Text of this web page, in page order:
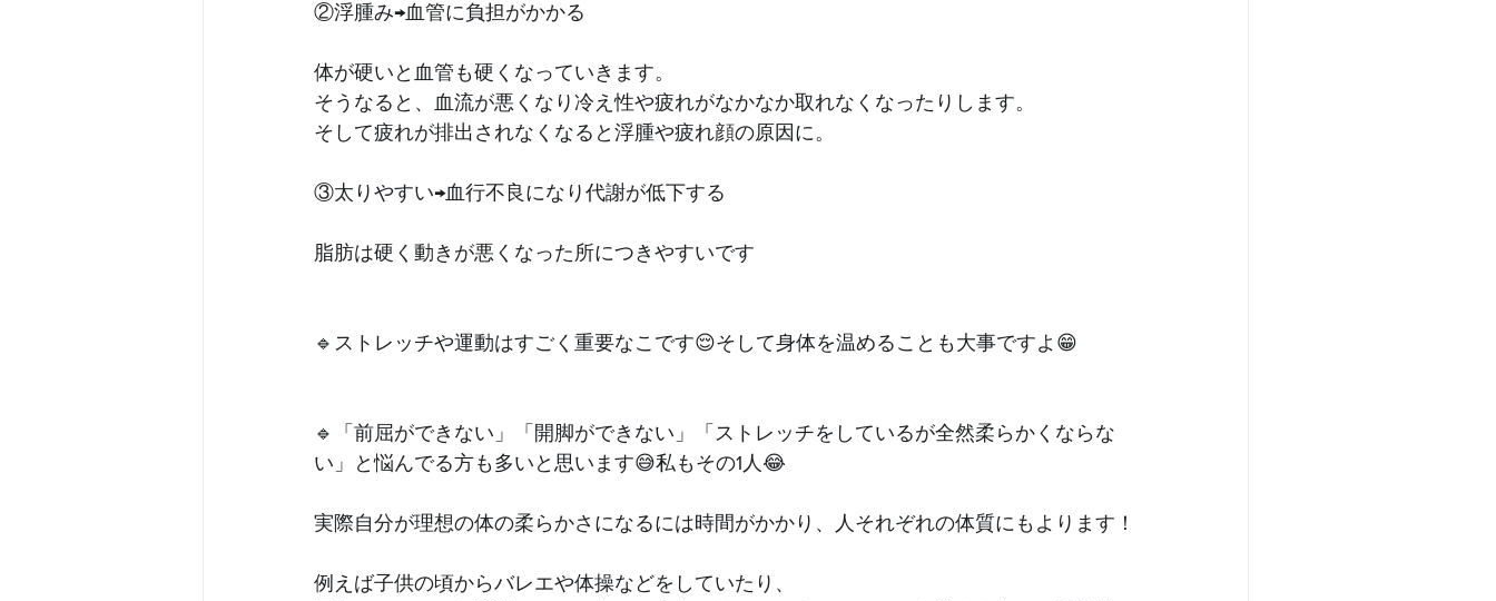
②浮腫み→血管に負担がかかる﻿
体が硬いと血管も硬くなっていきます。﻿
そうなると、血流が悪くなり冷え性や疲れがなかなか取れなくなったりします。﻿
そして疲れが排出されなくなると浮腫や疲れ顔の原因に。﻿
③太りやすい→血行不良になり代謝が低下する﻿
脂肪は硬く動きが悪くなった所につきやすいです﻿
🔹ストレッチや運動はすごく重要なこです😌そして身体を温めることも大事ですよ😁
🔹「前屈ができない」「開脚ができない」「ストレッチをしているが全然柔らかくならな
い」と悩んでる方も多いと思います😅私もその1人😂
実際自分が理想の体の柔らかさになるには時間がかかり、人それぞれの体質にもよります！﻿
例えば子供の頃からバレエや体操などをしていたり、﻿